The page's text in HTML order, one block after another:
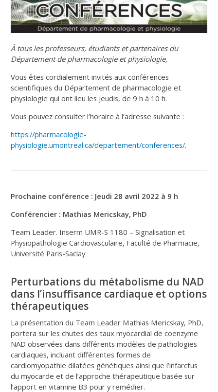
À tous les professeurs, étudiants et partenaires du
Département de pharmacologie et physiologie,
Vous êtes cordialement invités aux conférences
scientifiques du Département de pharmacologie et
physiologie qui ont lieu les jeudis, de 9 h à 10 h.
Vous pouvez consulter l’horaire à l’adresse suivante :
https://pharmacologie-
physiologie.umontreal.ca/departement/conferences/.
Prochaine conférence : Jeudi 28 avril 2022 à 9 h
Conférencier : Mathias Mericskay, PhD
Team Leader. Inserm UMR-S 1180 – Signalisation et
Physiopathologie Cardiovasculaire, Faculté de Pharmacie,
Université Paris-Saclay
Perturbations du métabolisme du NAD
dans l’insuffisance cardiaque et options
thérapeutiques
La présentation du Team Leader Mathias Mericskay, PhD,
portera sur les chutes des taux myocardial de coenzyme
NAD observées dans différents modèles de pathologies
cardiaques, incluant différentes formes de
cardiomyopathie dilatées génétiques ainsi que l’infarctus
du myocarde et de l’approche thérapeutique basée sur
l’apport en vitamine B3 pour y remédier.